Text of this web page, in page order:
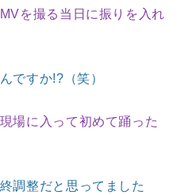
を撮る当日に振りを入れ
すか!?（笑）
場に入って初めて踊った
調整だと思ってました